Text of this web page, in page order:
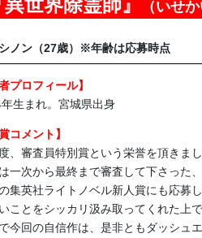
異世界除霊師』 （いせ
シノン（27歳） ※年齢は応募時点
プロフィール】
生まれ。宮城県出身
コメント】
、審査員特別賞という栄誉を頂きま
一次から最終まで審査して下さった
集英社ライトノベル新人賞にも応募
ことをシッカリ汲み取ってくれた上
今回の自信作は、是非ともダッシュ